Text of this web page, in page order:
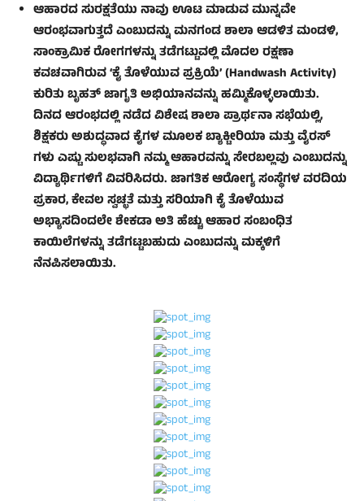
ಆಹಾರದ ಸುರಕ್ಷತೆಯು ನಾವು ಊಟ ಮಾಡುವ ಮುನ್ನವೇ
ಆರಂಭವಾಗುತ್ತದೆ ಎಂಬುದನ್ನು ಮನಗಂಡ ಶಾಲಾ ಆಡಳಿತ ಮಂಡಳಿ,
ಸಾಂಕ್ರಾಮಿಕ ರೋಗಗಳನ್ನು ತಡೆಗಟ್ಟುವಲ್ಲಿ ಮೊದಲ ರಕ್ಷಣಾ
ಕವಚವಾಗಿರುವ ‘ಕೈ ತೊಳೆಯುವ ಪ್ರಕ್ರಿಯೆ’ (Handwash Activity)
ಕುರಿತು ಬೃಹತ್ ಜಾಗೃತಿ ಅಭಿಯಾನವನ್ನು ಹಮ್ಮಿಕೊಳ್ಳಲಾಯಿತು.
ದಿನದ ಆರಂಭದಲ್ಲಿ ನಡೆದ ವಿಶೇಷ ಶಾಲಾ ಪ್ರಾರ್ಥನಾ ಸಭೆಯಲ್ಲಿ,
ಶಿಕ್ಷಕರು ಅಶುದ್ಧವಾದ ಕೈಗಳ ಮೂಲಕ ಬ್ಯಾಕ್ಟೀರಿಯಾ ಮತ್ತು ವೈರಸ್
ಗಳು ಎಷ್ಟು ಸುಲಭವಾಗಿ ನಮ್ಮ ಆಹಾರವನ್ನು ಸೇರಬಲ್ಲವು ಎಂಬುದನ್ನು
ವಿದ್ಯಾರ್ಥಿಗಳಿಗೆ ವಿವರಿಸಿದರು. ಜಾಗತಿಕ ಆರೋಗ್ಯ ಸಂಸ್ಥೆಗಳ ವರದಿಯ
ಪ್ರಕಾರ, ಕೇವಲ ಸ್ವಚ್ಛತೆ ಮತ್ತು ಸರಿಯಾಗಿ ಕೈ ತೊಳೆಯುವ
ಅಭ್ಯಾಸದಿಂದಲೇ ಶೇಕಡಾ ಅತಿ ಹೆಚ್ಚು ಆಹಾರ ಸಂಬಂಧಿತ
ಕಾಯಿಲೆಗಳನ್ನು ತಡೆಗಟ್ಟಬಹುದು ಎಂಬುದನ್ನು ಮಕ್ಕಳಿಗೆ
ನೆನಪಿಸಲಾಯಿತು.